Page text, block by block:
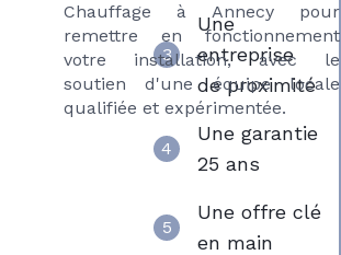
Chauffage à Annecy pour
remettre en fonctionnement
votre installation, avec le
soutien d'une équipe locale
qualifiée et expérimentée.
3
Une
entreprise
de proximité
4
Une garantie
25 ans
5
Une offre clé
en main